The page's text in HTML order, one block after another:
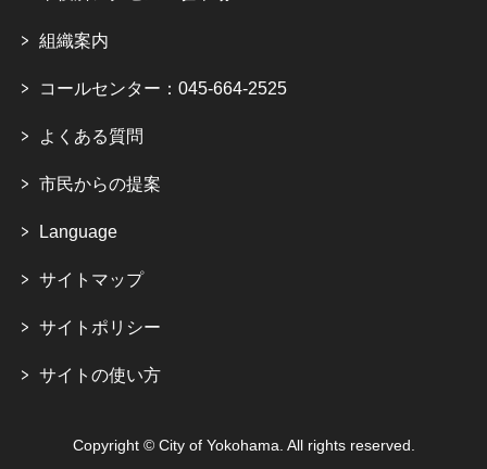
組織案内
コールセンター：045-664-2525
よくある質問
市民からの提案
Language
サイトマップ
サイトポリシー
サイトの使い方
Copyright © City of Yokohama. All rights reserved.